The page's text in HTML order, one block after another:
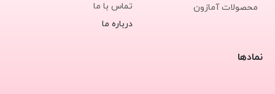
محصولات آمازون
تماس با ما
درباره ما
نمادها